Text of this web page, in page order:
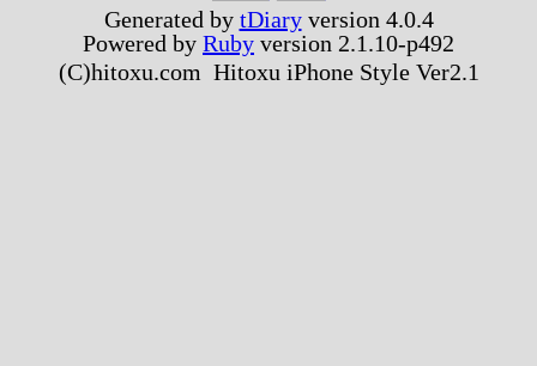
Generated by tDiaryversion 4.0.4
Powered by Ruby version 2.1.10-p492